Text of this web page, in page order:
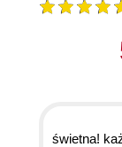
świetna!